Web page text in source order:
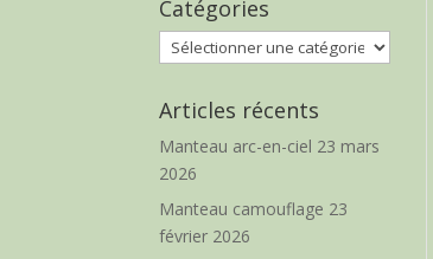
Catégories
Catégories
Articles récents
Manteau arc-en-ciel 23 mars
2026
Manteau camouflage 23
février 2026